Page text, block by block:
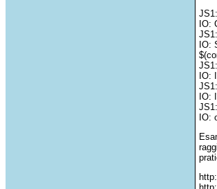
IO:
IO:
IO:
JS1:
IO:
IO: